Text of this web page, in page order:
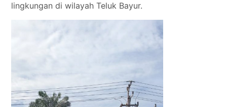
lingkungan di wilayah Teluk Bayur.